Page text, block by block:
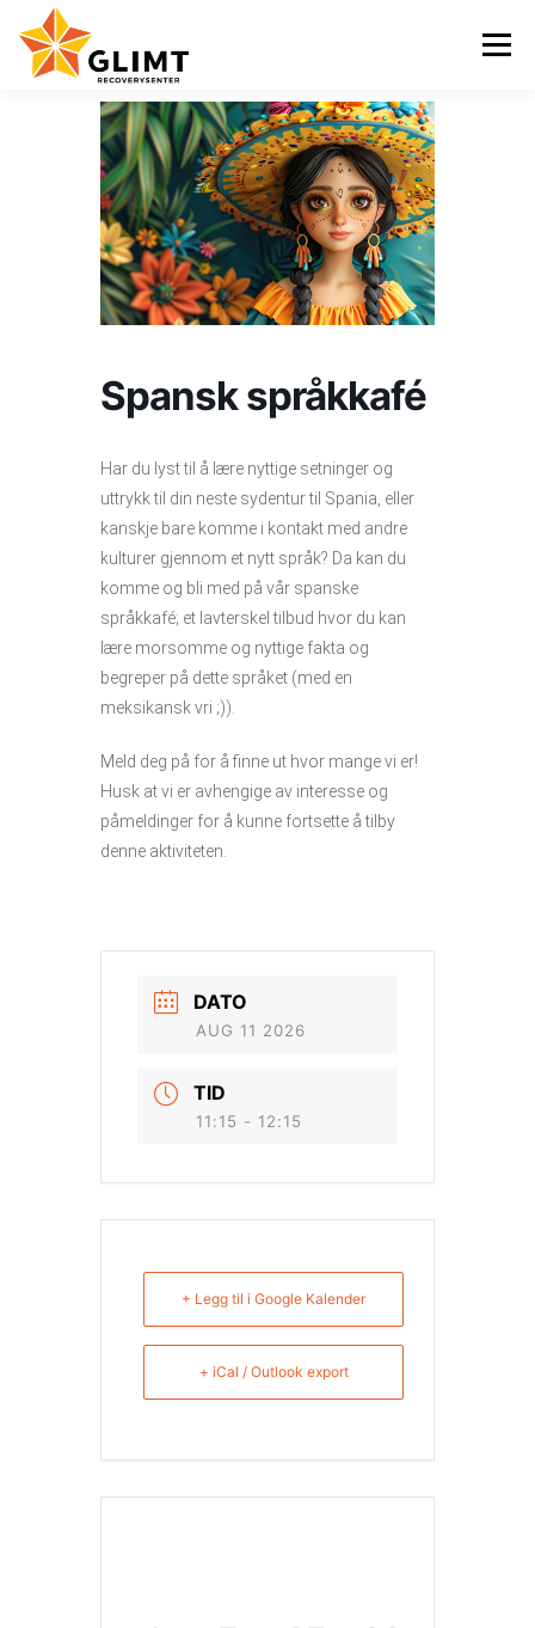
innhold
Meny
VI TILBYR NYHETER KALENDER OM OSS
KONTAKT ENGLISH
Spansk språkkafé
Har du lyst til å lære nyttige setninger og
uttrykk til din neste sydentur til Spania, eller
kanskje bare komme i kontakt med andre
kulturer gjennom et nytt språk? Da kan du
komme og bli med på vår spanske
språkkafé; et lavterskel tilbud hvor du kan
lære morsomme og nyttige fakta og
begreper på dette språket (med en
meksikansk vri ;)).
Meld deg på for å finne ut hvor mange vi er!
Husk at vi er avhengige av interesse og
påmeldinger for å kunne fortsette å tilby
denne aktiviteten.
DATO
AUG 11 2026
TID
11:15 - 12:15
+ Legg til i Google Kalender
+ iCal / Outlook export